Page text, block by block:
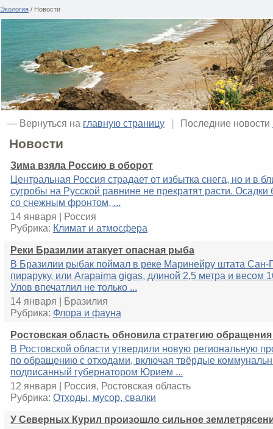
Экология / Новости
— Вернуться на главную страницу | Последние новости
Новости
Зима взяла Россию в оборот
Центральная Россия страдает от избытка снега, но и в
сугробы на Русской равнине не прекратят расти. Осадки
со снежным фронтом, ...
14 января | Россия
Рубрика: Климат и атмосфера
Реки Бразилии атакует опасная рыба
В Бразилии рыбак поймал в реке Маринейру штата Сан-
пираруку, или Arapaima gigas, длиной 2,5 метра и весом
Улов впечатлил не только ...
14 января | Бразилия
Рубрика: Флора и фауна
Ростовская область обновила стратегию
В Ростовской области утвердили новую региональную
по обращению с отходами, включая твёрдые
подписанный губернатором Юрием ...
12 января | Россия, Ростовская область
Рубрика: Отходы, мусор, свалки
У Северных Курил произошло сильное